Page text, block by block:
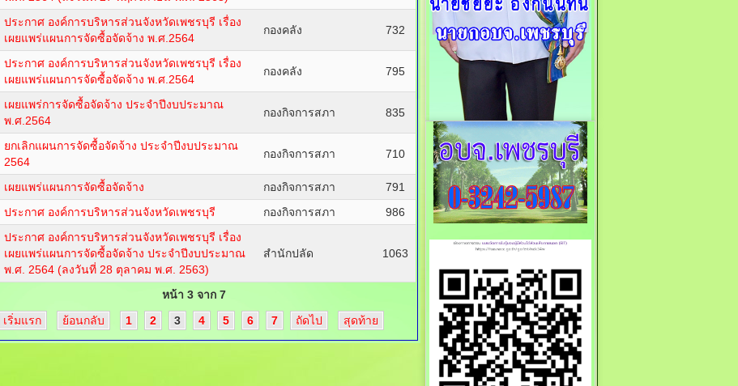
ประกาศ องค์การบริหารส่วนจังหวัดเพชรบุรี เรื่อง
เผยแพร่แผนการจัดซื้อจัดจ้าง พ.ศ.2564
กองคลัง 732
ประกาศ องค์การบริหารส่วนจังหวัดเพชรบุรี เรื่อง
เผยแพร่แผนการจัดซื้อจัดจ้าง พ.ศ.2564
กองคลัง 795
เผยแพร่การจัดซื้อจัดจ้าง ประจำปีงบประมาณ
พ.ศ.2564
กองกิจการสภา 835
ยกเลิกแผนการจัดซื้อจัดจ้าง ประจำปีงบประมาณ
2564
กองกิจการสภา 710
เผยแพร่แผนการจัดซื้อจัดจ้าง กองกิจการสภา
791
ประกาศ องค์การบริหารส่วนจังหวัดเพชรบุรี กองกิจการสภา 986
ประกาศ องค์การบริหารส่วนจังหวัดเพชรบุรี เรื่อง
เผยแพร่แผนการจัดซื้อจัดจ้าง ประจำปีงบประมาณ
พ.ศ. 2564 (ลงวันที่ 28 ตุลาคม พ.ศ. 2563)
สำนักปลัด 1063
หน้า 3 จาก 7
เริ่มแรก
ย้อนกลับ 1 2 3 4 5 6 7 ถัดไป สุดท้าย